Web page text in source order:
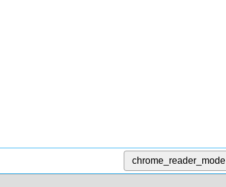
chrome_reader_mode